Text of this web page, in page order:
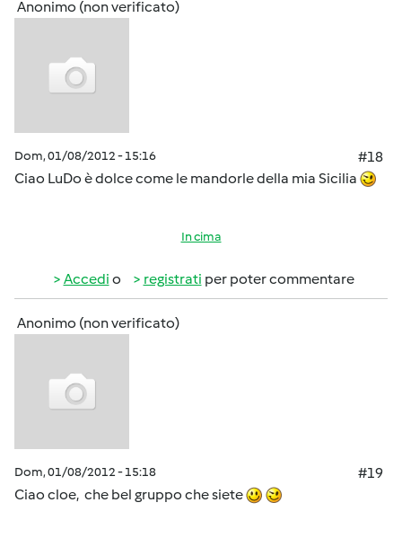
Anonimo (non verificato)
Dom, 01/08/2012 - 15:16
#18
Ciao LuDo è dolce come le mandorle della mia Sicilia
In cima
Accedi o registrati per poter commentare
Anonimo (non verificato)
Dom, 01/08/2012 - 15:18
#19
Ciao cloe, che bel gruppo che siete